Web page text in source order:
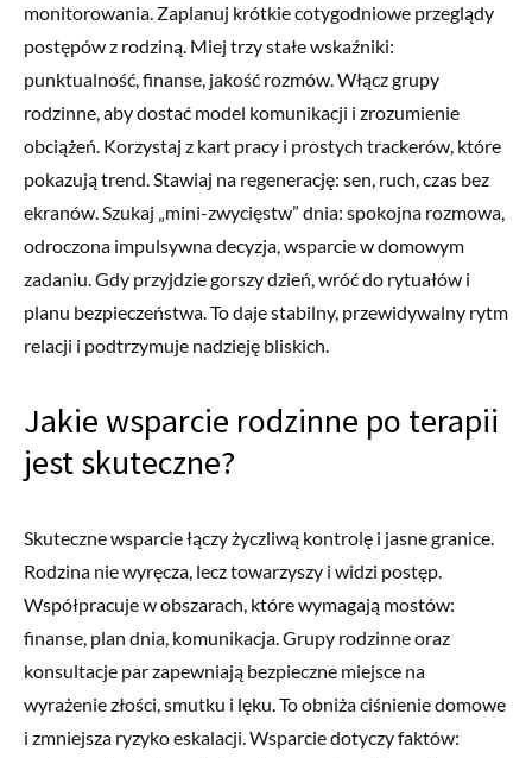
monitorowania. Zaplanuj krótkie cotygodniowe przeglądy
postępów z rodziną. Miej trzy stałe wskaźniki:
punktualność, finanse, jakość rozmów. Włącz grupy
rodzinne, aby dostać model komunikacji i zrozumienie
obciążeń. Korzystaj z kart pracy i prostych trackerów, które
pokazują trend. Stawiaj na regenerację: sen, ruch, czas bez
ekranów. Szukaj „mini-zwycięstw” dnia: spokojna rozmowa,
odroczona impulsywna decyzja, wsparcie w domowym
zadaniu. Gdy przyjdzie gorszy dzień, wróć do rytuałów i
planu bezpieczeństwa. To daje stabilny, przewidywalny rytm
relacji i podtrzymuje nadzieję bliskich.
Jakie wsparcie rodzinne po terapii
jest skuteczne?
Skuteczne wsparcie łączy życzliwą kontrolę i jasne granice.
Rodzina nie wyręcza, lecz towarzyszy i widzi postęp.
Współpracuje w obszarach, które wymagają mostów:
finanse, plan dnia, komunikacja. Grupy rodzinne oraz
konsultacje par zapewniają bezpieczne miejsce na
wyrażenie złości, smutku i lęku. To obniża ciśnienie domowe
i zmniejsza ryzyko eskalacji. Wsparcie dotyczy faktów: